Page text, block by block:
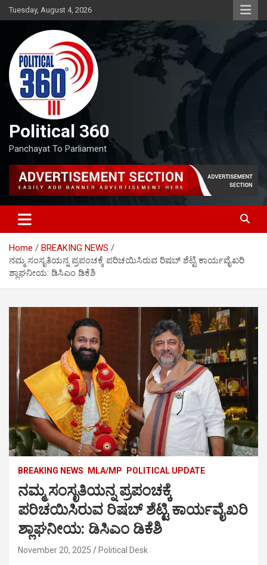
Skip
to
Tuesday, August 4, 2026
Political 360
Panchayat To Parliament
Home
BREAKING NEWS
ನಮ್ಮ ಸಂಸೃತಿಯನ್ನ ಪ್ರಪಂಚಕ್ಕೆ ಪರಿಚಯಿಸಿರುವ ರಿಷಬ್‌ ಶೆಟ್ಟಿ ಕಾರ್ಯವೈಖರಿ
ಶ್ಲಾಘನೀಯ: ಡಿಸಿಎಂ ಡಿಕೆಶಿ
BREAKING NEWS MLA/MP POLITICAL UPDATE
ನಮ್ಮ ಸಂಸೃತಿಯನ್ನ ಪ್ರಪಂಚಕ್ಕೆ
ಪರಿಚಯಿಸಿರುವ ರಿಷಬ್‌ ಶೆಟ್ಟಿ ಕಾರ್ಯವೈಖರಿ
ಶ್ಲಾಘನೀಯ: ಡಿಸಿಎಂ ಡಿಕೆಶಿ
November 20, 2025 Political Desk